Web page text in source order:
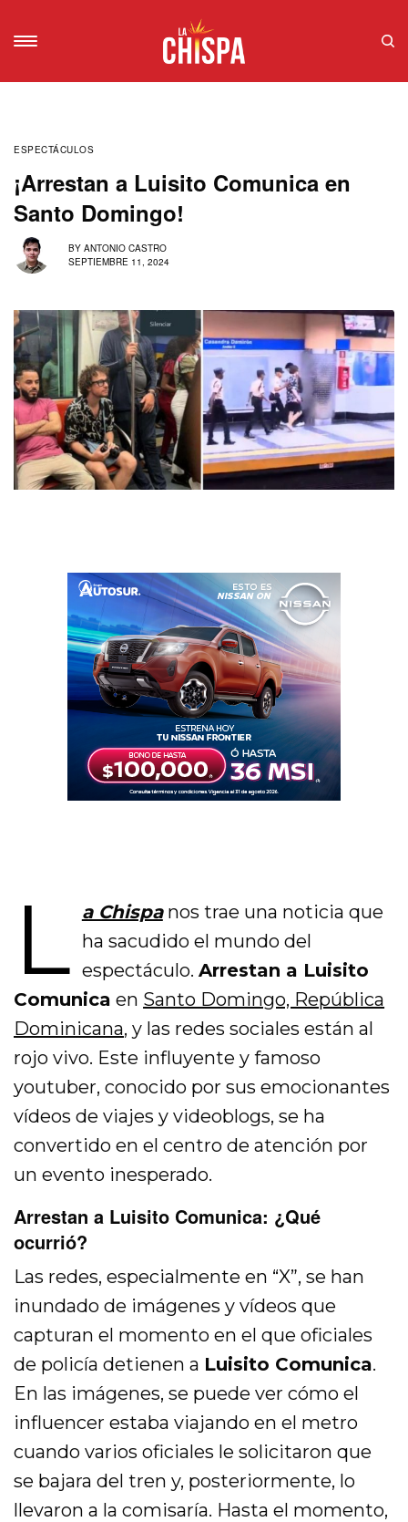
ESPECTÁCULOS
¡Arrestan a Luisito Comunica en
Santo Domingo!
BY ANTONIO CASTRO
SEPTIEMBRE 11, 2024
L a Chispanos trae una noticia que
ha sacudido el mundo del
espectáculo. Arrestan a Luisito
Comunica en Santo Domingo, República
Dominicana, y las redes sociales están al
rojo vivo. Este influyente y famoso
youtuber, conocido por sus emocionantes
vídeos de viajes y videoblogs, se ha
convertido en el centro de atención por
un evento inesperado.
Arrestan a Luisito Comunica: ¿Qué
ocurrió?
Las redes, especialmente en “X”, se han
inundado de imágenes y vídeos que
capturan el momento en el que oficiales
de policía detienen a Luisito Comunica.
En las imágenes, se puede ver cómo el
influencer estaba viajando en el metro
cuando varios oficiales le solicitaron que
se bajara del tren y, posteriormente, lo
llevaron a la comisaría. Hasta el momento,